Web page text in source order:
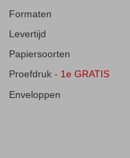
Formaten
Levertijd
Papiersoorten
Proefdruk- 1e GRATIS
Enveloppen